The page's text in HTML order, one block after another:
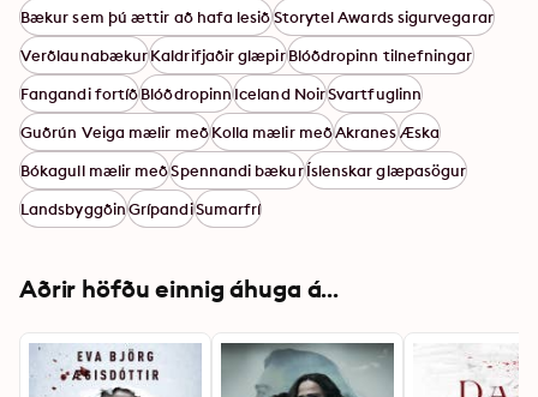
Bækur sem þú ættir að hafa lesiðStorytel Awards sigurvegarar
VerðlaunabækurKaldrifjaðir glæpirBlóðdropinn tilnefningar
Fangandi fortíðBlóðdropinnIceland NoirSvartfuglinn
Guðrún Veiga mælir meðKolla mælir meðAkranesÆska
Bókagull mælir meðSpennandi bækurÍslenskar glæpasögur
LandsbyggðinGrípandiSumarfrí
Aðrir höfðu einnig áhuga á...